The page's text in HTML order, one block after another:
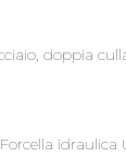
doppia
idraulica